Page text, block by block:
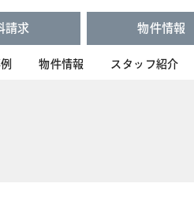
請求 物件情報
物件情報 スタッフ紹介